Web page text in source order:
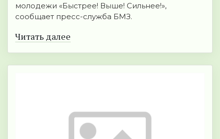
молодежи «Быстрее! Выше! Сильнее!»,
сообщает пресс-служба БМЗ.
Читать далее